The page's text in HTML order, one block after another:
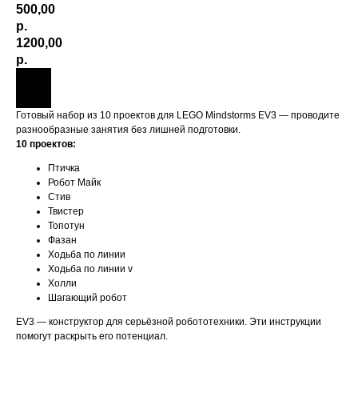
500,00
р.
1200,00
р.
Готовый набор из 10 проектов для LEGO Mindstorms EV3 — проводите
разнообразные занятия без лишней подготовки.
10 проектов:
Птичка
Робот Майк
Стив
Твистер
Топотун
Фазан
Ходьба по линии
Ходьба по линии v
Холли
Шагающий робот
EV3 — конструктор для серьёзной робототехники. Эти инструкции
помогут раскрыть его потенциал.